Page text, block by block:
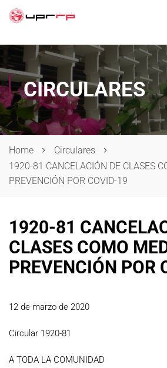
CIRCULARES
Home
Circulares
1920-81 CANCELACIÓN DE CLASES
PREVENCIÓN POR COVID-19
1920-81
CLASES COMO
PREVENCIÓN POR
12 de marzo de 2020
Circular 1920-81
A TODA LA COMUNIDAD